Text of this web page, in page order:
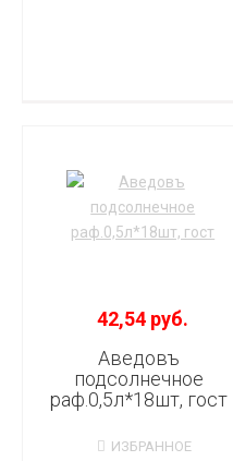
42,54 руб.
Аведовъ
подсолнечное
раф.0,5л*18шт, гост
ИЗБРАННОЕ